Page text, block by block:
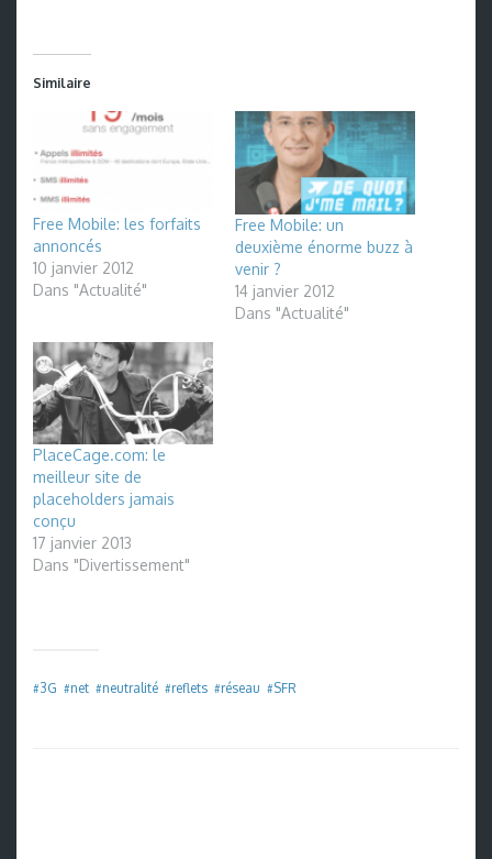
Similaire
Free Mobile: les forfaits
annoncés
10 janvier 2012
Dans "Actualité"
Free Mobile: un
deuxième énorme buzz à
venir ?
14 janvier 2012
Dans "Actualité"
PlaceCage.com: le
meilleur site de
placeholders jamais
conçu
17 janvier 2013
Dans "Divertissement"
#3G #net #neutralité #reflets #réseau #SFR